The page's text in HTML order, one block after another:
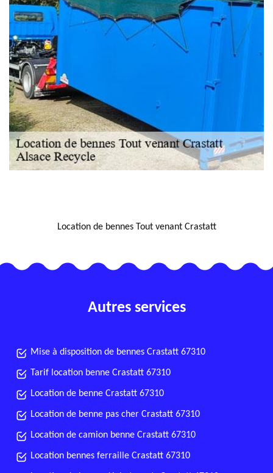
Location de bennes Tout venant Crastatt
Autres services
Mise à disposition de bennes Crastatt 67310
Tarif location benne Crastatt 67310
Location de benne Crastatt 67310
Location de benne pas cher Crastatt 67310
Location de camion benne Crastatt 67310
Location bennes ferraille Crastatt 67310